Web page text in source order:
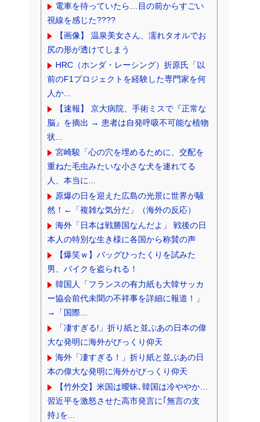
電車を待っていたら…目の前からすごい
視線を感じた????
【画像】 温泉美女さん、濡れタオルでお
尻の形が透けてしまう
HRC（ホンダ・レーシング）折原氏「以
前のF1プロジェクトを経験した専門家を何
人か...
【速報】 京大病院、手術ミスで『正常な
脳』を摘出 → 患者は自発呼吸不可能な植物
状...
宮崎駿「心の穴を埋めるために、交配を
重ねた毛虫みたいな小さな犬を連れてる
人、本当に...
原爆の日を迎えた広島の光景に世界が騒
然！←「複雑な気分だ」（海外の反応）
海外「日本は戦勝国なんだよ」 戦後の日
本人の特別な生き様に各国から称賛の声
【爆笑ｗ】バッグひったくりを試みた
男、バイクを盗られる！
韓国人「フランスの有力紙も大韓サッカ
ー協会前代未聞の不祥事を詳細に報道！」
→「国際...
「凄すぎる!」折り紙と並ぶあの日本の偉
大な発明に海外がびっくり仰天
海外「凄すぎる！」折り紙と並ぶあの日
本の偉大な発明に海外がびっくり仰天
【竹外交】米国は曖昧､韓国は冷ややか…
習近平を激怒させた高市発言に｢無言の支
持｣を...